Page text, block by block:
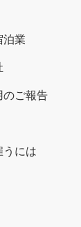
泊業
のご報告
うには